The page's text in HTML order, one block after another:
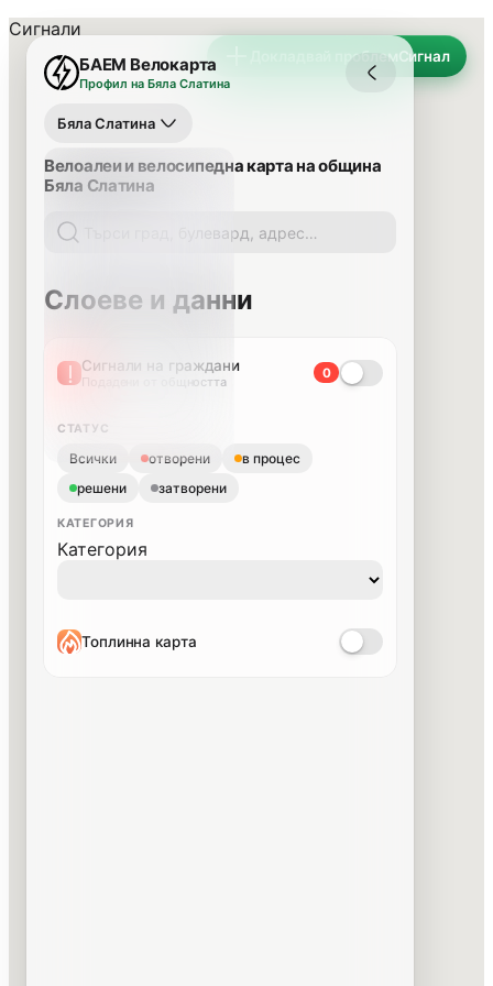
Докладвай проблемСигнал
БАЕМ Велокарта
Профил на Бяла Слатина
Бяла Слатина
Велоалеи и велосипедна карта на община
Бяла Слатина
Слоеве и данни
Сигнали на граждани
Подадени от общността
0
СТАТУС
Всички отворени
в процес
решени
затворени
КАТЕГОРИЯ
Категория
Топлинна карта
Сигнали